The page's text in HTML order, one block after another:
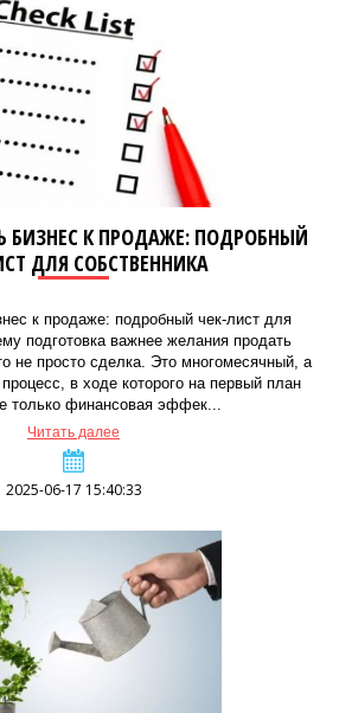
БИЗНЕС К ПРОДАЖЕ: ПОДРОБНЫЙ
ДЛЯ СОБСТВЕННИКА
к продаже: подробный чек-лист для
подготовка важнее желания продать
не просто сделка. Это многомесячный, а
в ходе которого на первый план
только финансовая эффек...
Читать далее
2025-06-17 15:40:33